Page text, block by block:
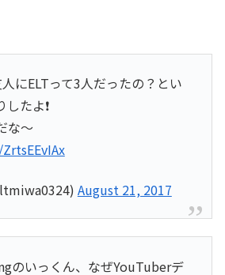
にELTって3人だったの？とい
たよ❗
な～
August 21, 2017
のいっくん、なぜYouTuberデ